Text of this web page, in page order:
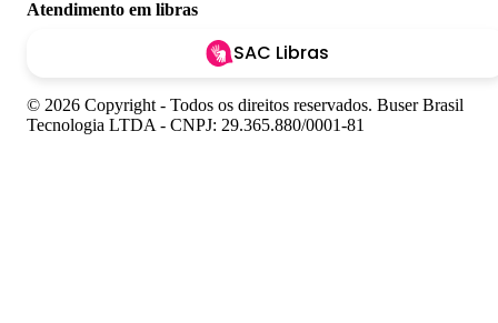
Atendimento em libras
SAC Libras
© 2026 Copyright - Todos os direitos reservados. Buser Brasil
Tecnologia LTDA - CNPJ: 29.365.880/0001-81